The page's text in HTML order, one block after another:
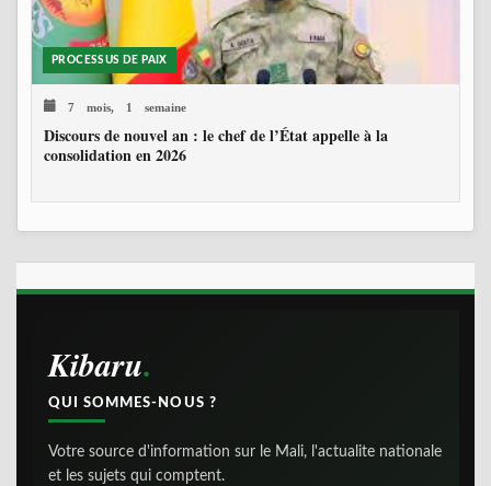
PROCESSUS DE PAIX
7 mois, 1 semaine
Discours de nouvel an : le chef de l’État appelle à la
consolidation en 2026
Kibaru
QUI SOMMES-NOUS ?
Votre source d'information sur le Mali, l'actualite nationale
et les sujets qui comptent.